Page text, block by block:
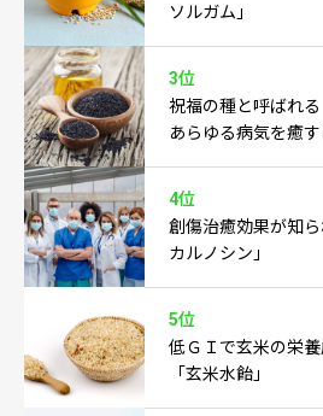
ソルガム」
3位
祝福の種と呼ばれ
あらゆる病気を癒
4位
創傷治癒効果が知ら
カルノシン」
5位
低ＧＩで玄米の栄
「玄米水飴」